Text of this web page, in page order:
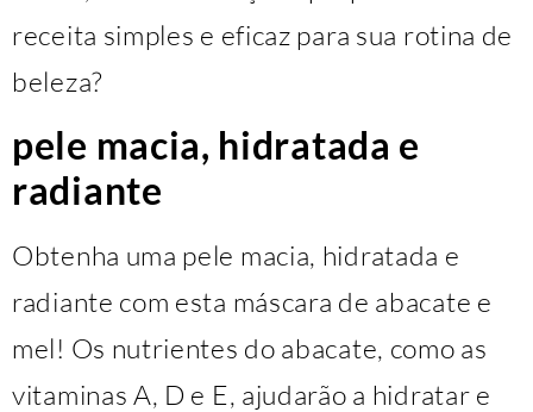
receita simples e eficaz para sua rotina de
beleza?
pele macia, hidratada e
radiante
Obtenha uma pele macia, hidratada e
radiante com esta máscara de abacate e
mel! Os nutrientes do abacate, como as
vitaminas A, D e E, ajudarão a hidratar e